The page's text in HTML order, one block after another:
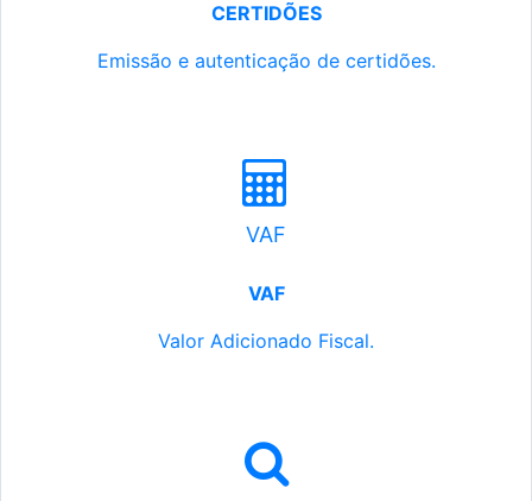
CERTIDÕES
Emissão e autenticação de certidões.
VAF
VAF
Valor Adicionado Fiscal.